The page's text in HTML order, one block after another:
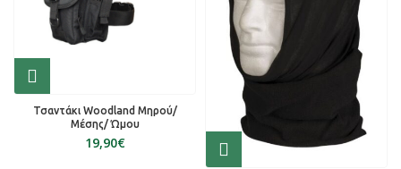
Τσαντάκι Woodland Μηρού/
Μέσης/ Ώμου
€